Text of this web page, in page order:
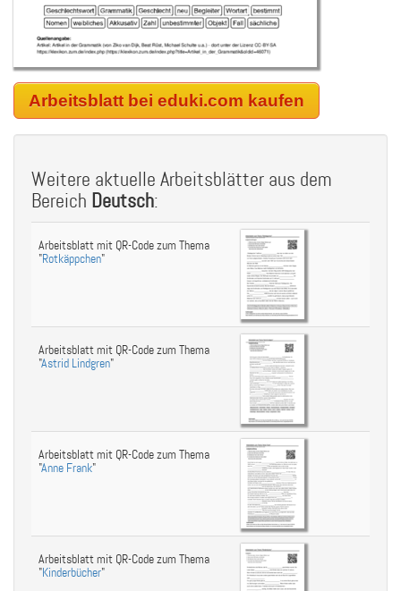
Arbeitsblatt bei eduki.com kaufen
Weitere aktuelle Arbeitsblätter aus dem
Bereich Deutsch:
Arbeitsblatt mit QR-Code zum Thema
"Rotkäppchen"
Arbeitsblatt mit QR-Code zum Thema
"Astrid Lindgren"
Arbeitsblatt mit QR-Code zum Thema
"Anne Frank"
Arbeitsblatt mit QR-Code zum Thema
"Kinderbücher"